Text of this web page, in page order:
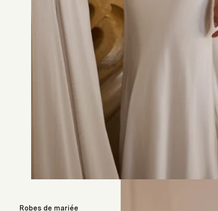
Robes de mariée
AFFICHER LES PRODUITS